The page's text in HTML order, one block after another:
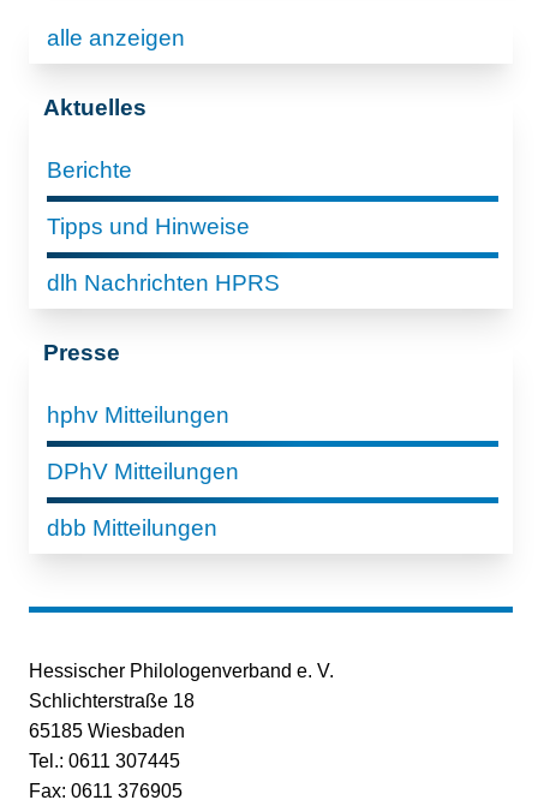
alle anzeigen
Aktuelles
Berichte
Tipps und Hinweise
dlh Nachrichten HPRS
Presse
hphv Mitteilungen
DPhV Mitteilungen
dbb Mitteilungen
Hessischer Philologenverband e. V.
Schlichterstraße 18
65185 Wiesbaden
Tel.: 0611 307445
Fax: 0611 376905